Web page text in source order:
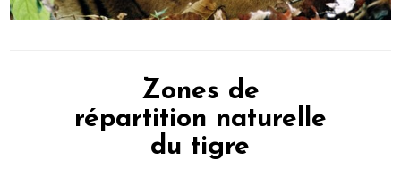
Zones de
répartition naturelle
du tigre